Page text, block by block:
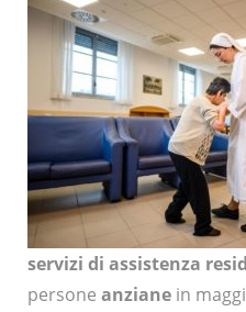
servizi di assistenza
persone anziane in